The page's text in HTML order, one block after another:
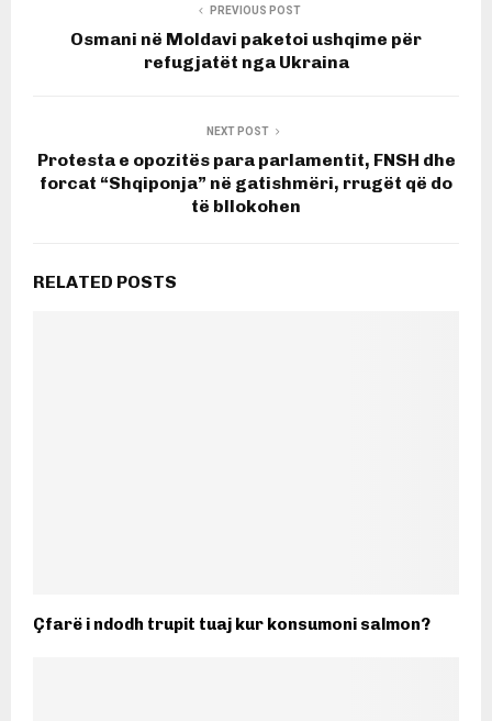
PREVIOUS POST
Osmani në Moldavi paketoi ushqime për
refugjatët nga Ukraina
NEXT POST
Protesta e opozitës para parlamentit, FNSH dhe
forcat “Shqiponja” në gatishmëri, rrugët që do
të bllokohen
RELATED POSTS
Çfarë i ndodh trupit tuaj kur konsumoni salmon?